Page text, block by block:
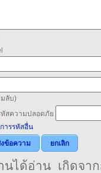
ลับ)
ารรหัสอื่น
งข้อความ
ยกเลิก
ได้อ่าน เกิดจาก